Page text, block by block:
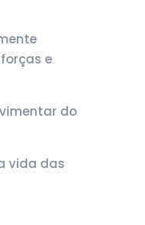
e
do
vida das